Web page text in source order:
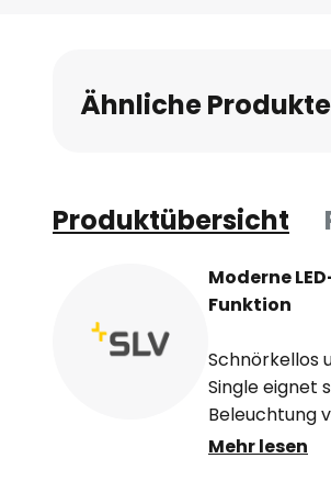
Ähnliche
Produktübersicht
Moderne
Funktion
Schnörkellos
Single eignet
Beleuchtung
markant
Mehr lesen